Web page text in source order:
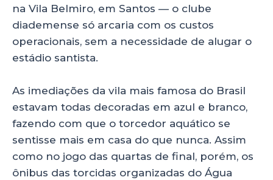
na Vila Belmiro, em Santos — o clube
diademense só arcaria com os custos
operacionais, sem a necessidade de alugar o
estádio santista.
As imediações da vila mais famosa do Brasil
estavam todas decoradas em azul e branco,
fazendo com que o torcedor aquático se
sentisse mais em casa do que nunca. Assim
como no jogo das quartas de final, porém, os
ônibus das torcidas organizadas do Água